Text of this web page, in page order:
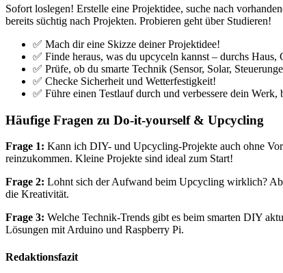
Sofort loslegen! Erstelle eine Projektidee, suche nach
bereits süchtig nach Projekten. Probieren geht über Studieren!
✅ Mach dir eine Skizze deiner Projektidee!
✅ Finde heraus, was du upcyceln kannst – durchs Haus,
✅ Prüfe, ob du smarte Technik (Sensor, Solar,
✅ Checke Sicherheit und Wetterfestigkeit!
✅ Führe einen Testlauf durch und verbessere dein Werk,
Häufige Fragen zu Do-it-yourself & Upcycling
Frage 1: Kann ich DIY- und Upcycling-Projekte auch ohne
reinzukommen. Kleine Projekte sind ideal zum Start!
Frage 2: Lohnt sich der Aufwand beim Upcycling wirklich?
die Kreativität.
Frage 3: Welche Technik-Trends gibt es beim smarten DIY
Lösungen mit Arduino und Raspberry Pi.
Redaktionsfazit